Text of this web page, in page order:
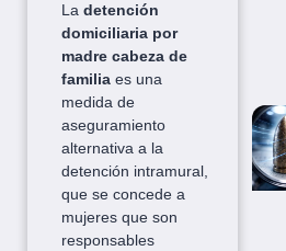
La detención
domiciliaria por
madre cabeza de
familia es una
medida de
aseguramiento
alternativa a la
detención intramural,
que se concede a
mujeres que son
responsables